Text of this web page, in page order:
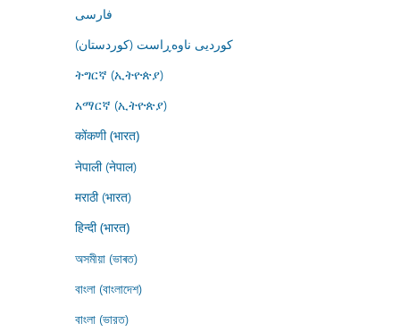
فارسى
کوردیی ناوەڕاست (کوردستان)
ትግርኛ (ኢትዮጵያ)
አማርኛ (ኢትዮጵያ)
कोंकणी (भारत)
नेपाली (नेपाल)
मराठी (भारत)
हिन्दी (भारत)
অসমীয়া (ভাৰত)
বাংলা (বাংলাদেশ)
বাংলা (ভারত)